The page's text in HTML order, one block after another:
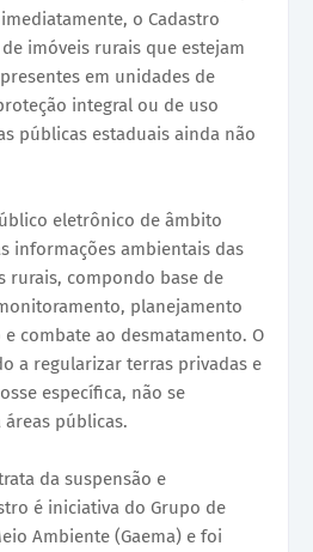
o Cadastro
imóveis rurais que estejam
em unidades de
integral ou de uso
públicas estaduais ainda não
eletrônico de âmbito
informações ambientais das
rurais, compondo base de
planejamento
combate ao desmatamento. O
a regularizar terras privadas e
específica, não se
públicas.
da suspensão e
é iniciativa do Grupo de
Ambiente (Gaema) e foi